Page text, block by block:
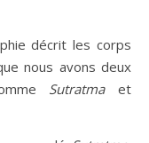
décrit les corps
nous avons deux
Sutratmaet